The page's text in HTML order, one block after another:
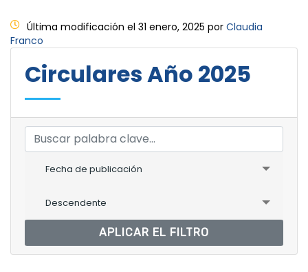
Última modificación el 31 enero, 2025 por Claudia
Franco
Circulares Año 2025
Fecha de publicación
Descendente
APLICAR EL FILTRO